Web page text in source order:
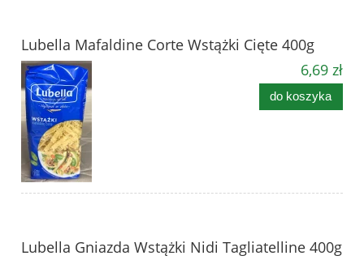
Lubella Mafaldine Corte Wstążki Cięte 400g
6,69 zł
do koszyka
Lubella Gniazda Wstążki Nidi Tagliatelline 400g